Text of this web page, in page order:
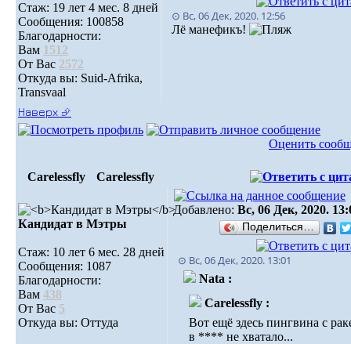
Стаж: 19 лет 4 мес. 8 дней
Сообщения: 100858
Благодарности:
Вам 1512
От Вас 2572
Откуда вы: Suid-Afrika,
Transvaal
⊙ Вс, 06 Дек, 2020. 12:56
Лё манефикъ!
Наверх ⮵
Оценить
Carelessfly Carelessfly
Кандидат в Мэтры
Стаж: 10 лет 6 мес. 28 дней
Сообщения: 1087
Благодарности:
Вам 438
От Вас 5
Откуда вы: Оттуда
Добавлено: Вс, 06 Дек, 2020.
Поделиться…
⊙ Вс, 06 Дек, 2020. 13:01
Nata :
Carelessfly :
Вот ещё здесь пингвина с
в **** не хватало...